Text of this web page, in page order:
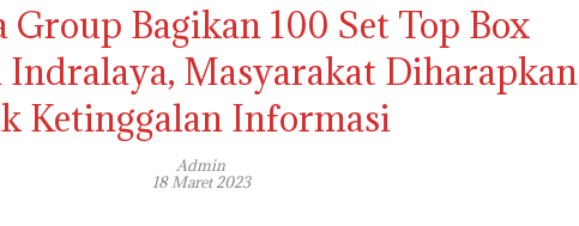
Bagikan 100 Set Top Box
Indralaya, Masyarakat Diharapkan
Ketinggalan Informasi
Admin
18 Maret 2023